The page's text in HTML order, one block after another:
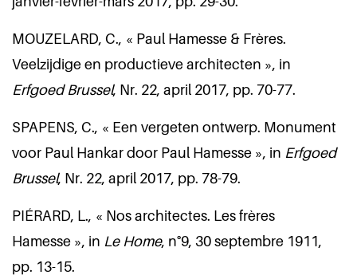
MOUZELARD, C., « Paul Hamesse & Frères.
Veelzijdige en productieve architecten », in
Erfgoed Brussel, Nr. 22, april 2017, pp. 70-77.
SPAPENS, C., « Een vergeten ontwerp. Monument
voor Paul Hankar door Paul Hamesse », in Erfgoed
Brussel, Nr. 22, april 2017, pp. 78-79.
PIÉRARD, L., « Nos architectes. Les frères
Hamesse », in Le Home, n°9, 30 septembre 1911,
pp. 13-15.